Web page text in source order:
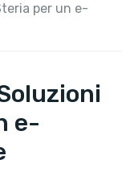
per un e-
e-